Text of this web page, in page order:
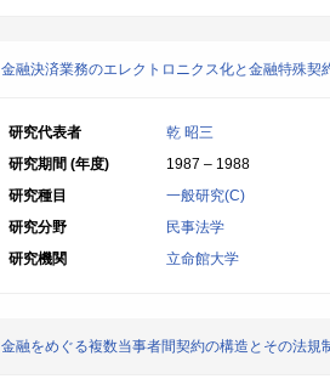
金融決済業務のエレクトロニクス化と金融特殊契
研究代表者
乾 昭三
研究期間 (年度)
1987 – 1988
研究種目
一般研究(C)
研究分野
民事法学
研究機関
立命館大学
金融をめぐる複数当事者間契約の構造とその法規